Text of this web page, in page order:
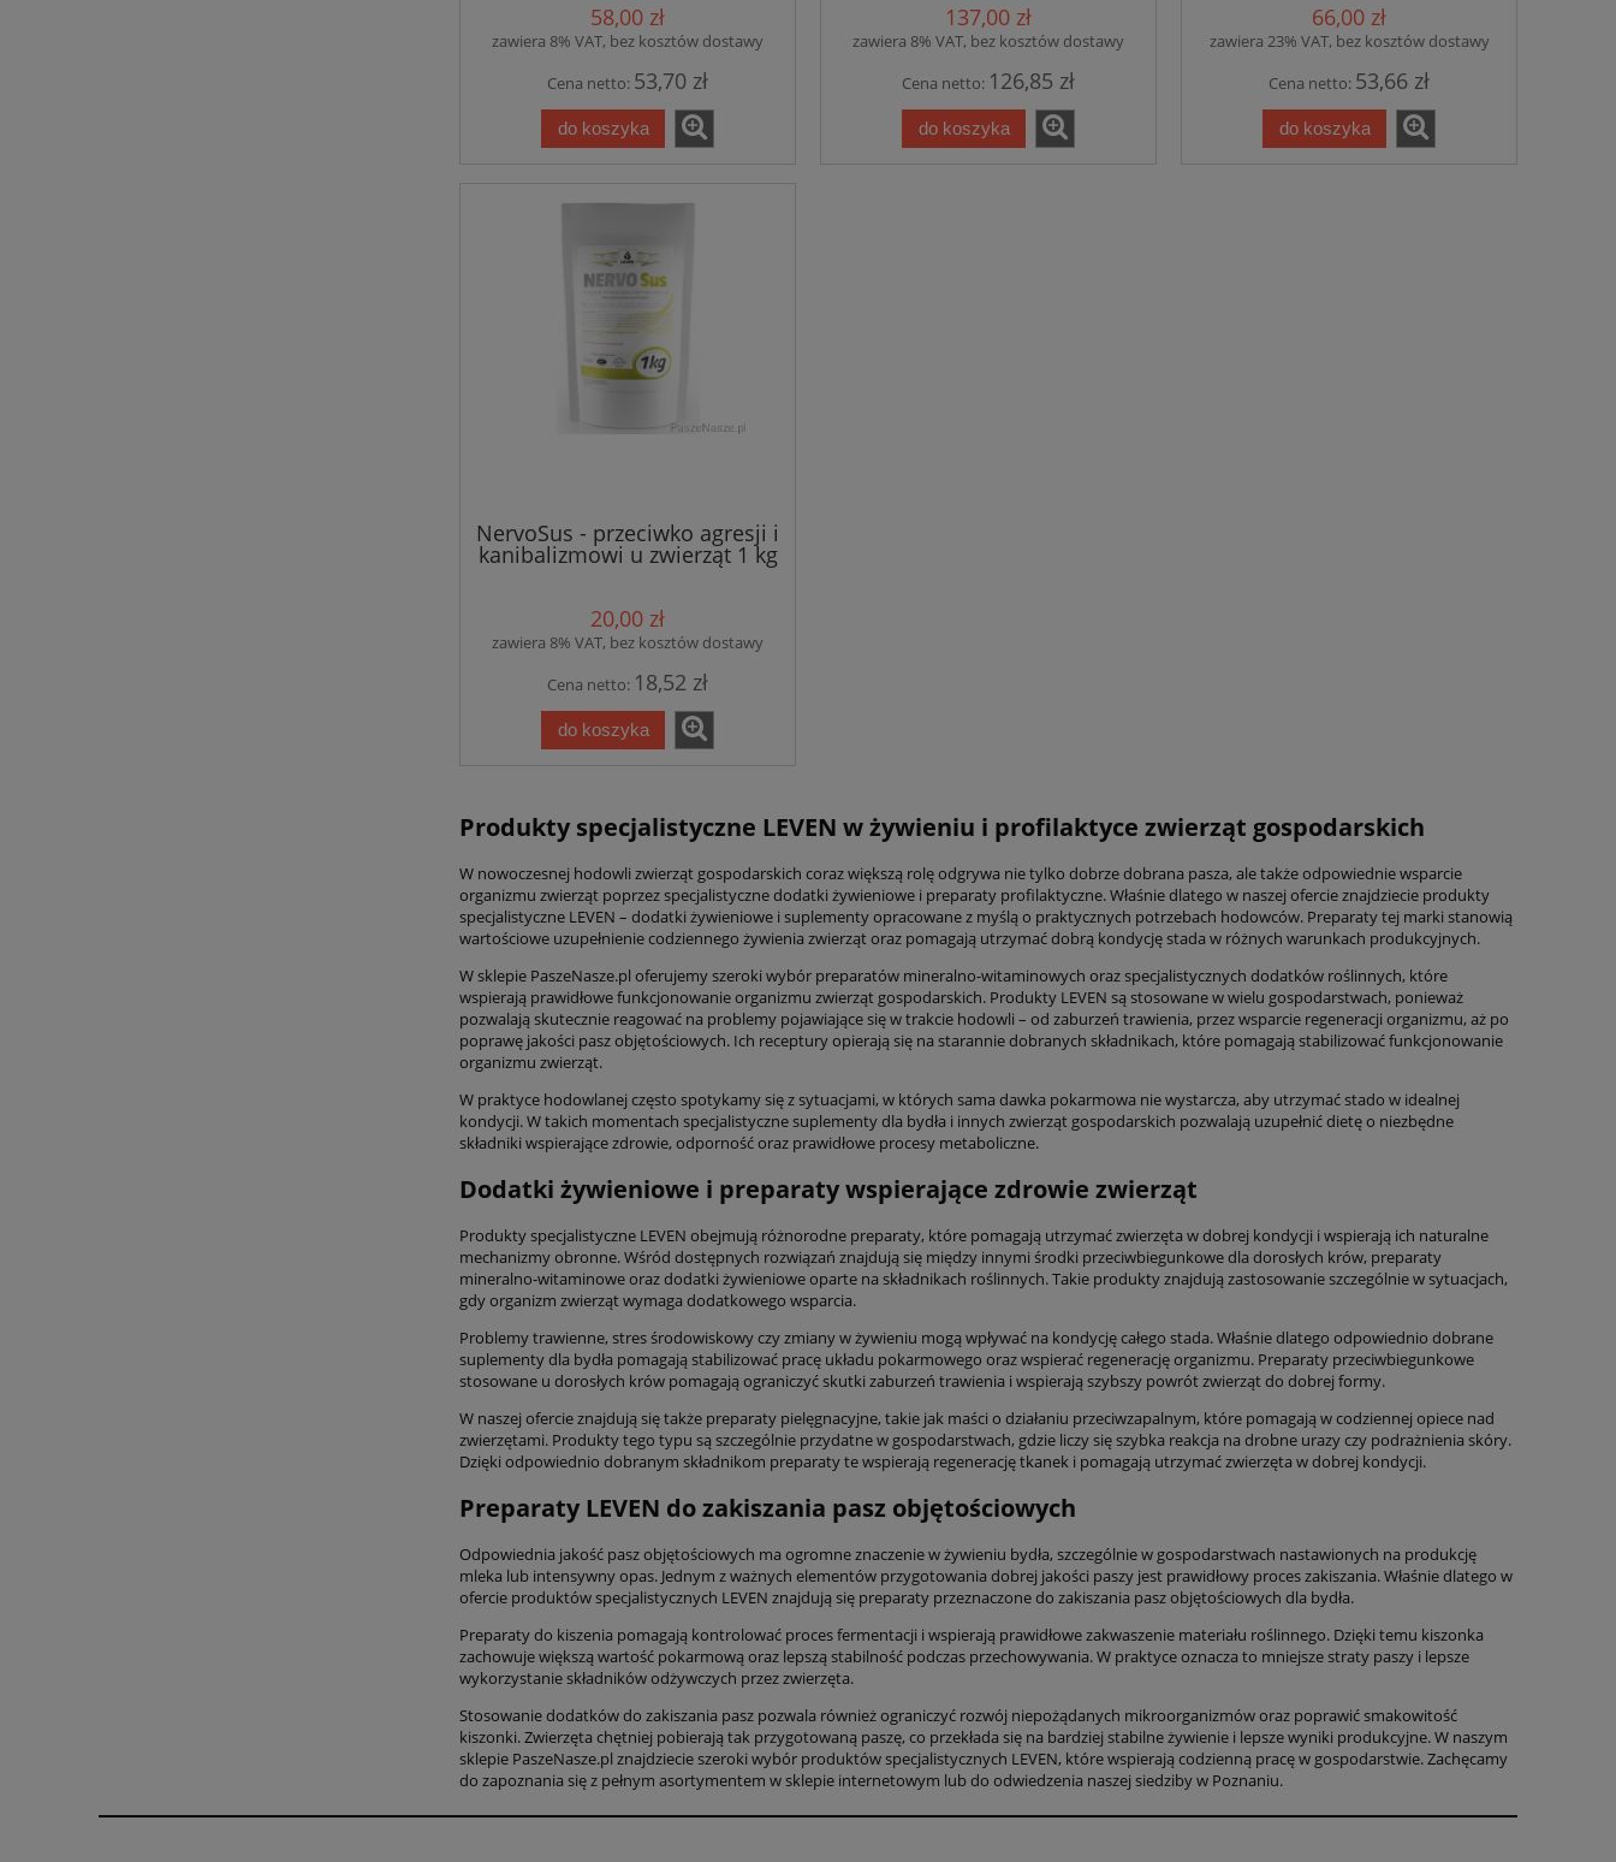
58,00 zł
zawiera 8% VAT, bez kosztów dostawy
Cena netto: 53,70 zł
do koszyka
137,00 zł
zawiera 8% VAT, bez kosztów dostawy
Cena netto: 126,85 zł
do koszyka
66,00 zł
zawiera 23% VAT, bez kosztów dostawy
Cena netto: 53,66 zł
do koszyka
NervoSus - przeciwko agresji i
kanibalizmowi u zwierząt 1 kg
20,00 zł
zawiera 8% VAT, bez kosztów dostawy
Cena netto: 18,52 zł
do koszyka
Produkty specjalistyczne LEVEN w żywieniu i profilaktyce zwierząt gospodarskich
W nowoczesnej hodowli zwierząt gospodarskich coraz większą rolę odgrywa nie tylko dobrze dobrana pasza, ale także odpowiednie wsparcie
organizmu zwierząt poprzez specjalistyczne dodatki żywieniowe i preparaty profilaktyczne. Właśnie dlatego w naszej ofercie znajdziecie produkty
specjalistyczne LEVEN – dodatki żywieniowe i suplementy opracowane z myślą o praktycznych potrzebach hodowców. Preparaty tej marki stanowią
wartościowe uzupełnienie codziennego żywienia zwierząt oraz pomagają utrzymać dobrą kondycję stada w różnych warunkach produkcyjnych.
W sklepie PaszeNasze.pl oferujemy szeroki wybór preparatów mineralno-witaminowych oraz specjalistycznych dodatków roślinnych, które
wspierają prawidłowe funkcjonowanie organizmu zwierząt gospodarskich. Produkty LEVEN są stosowane w wielu gospodarstwach, ponieważ
pozwalają skutecznie reagować na problemy pojawiające się w trakcie hodowli – od zaburzeń trawienia, przez wsparcie regeneracji organizmu, aż po
poprawę jakości pasz objętościowych. Ich receptury opierają się na starannie dobranych składnikach, które pomagają stabilizować funkcjonowanie
organizmu zwierząt.
W praktyce hodowlanej często spotykamy się z sytuacjami, w których sama dawka pokarmowa nie wystarcza, aby utrzymać stado w idealnej
kondycji. W takich momentach specjalistyczne suplementy dla bydła i innych zwierząt gospodarskich pozwalają uzupełnić dietę o niezbędne
składniki wspierające zdrowie, odporność oraz prawidłowe procesy metaboliczne.
Dodatki żywieniowe i preparaty wspierające zdrowie zwierząt
Produkty specjalistyczne LEVEN obejmują różnorodne preparaty, które pomagają utrzymać zwierzęta w dobrej kondycji i wspierają ich naturalne
mechanizmy obronne. Wśród dostępnych rozwiązań znajdują się między innymi środki przeciwbiegunkowe dla dorosłych krów, preparaty
mineralno-witaminowe oraz dodatki żywieniowe oparte na składnikach roślinnych. Takie produkty znajdują zastosowanie szczególnie w sytuacjach,
gdy organizm zwierząt wymaga dodatkowego wsparcia.
Problemy trawienne, stres środowiskowy czy zmiany w żywieniu mogą wpływać na kondycję całego stada. Właśnie dlatego odpowiednio dobrane
suplementy dla bydła pomagają stabilizować pracę układu pokarmowego oraz wspierać regenerację organizmu. Preparaty przeciwbiegunkowe
stosowane u dorosłych krów pomagają ograniczyć skutki zaburzeń trawienia i wspierają szybszy powrót zwierząt do dobrej formy.
W naszej ofercie znajdują się także preparaty pielęgnacyjne, takie jak maści o działaniu przeciwzapalnym, które pomagają w codziennej opiece nad
zwierzętami. Produkty tego typu są szczególnie przydatne w gospodarstwach, gdzie liczy się szybka reakcja na drobne urazy czy podrażnienia skóry.
Dzięki odpowiednio dobranym składnikom preparaty te wspierają regenerację tkanek i pomagają utrzymać zwierzęta w dobrej kondycji.
Preparaty LEVEN do zakiszania pasz objętościowych
Odpowiednia jakość pasz objętościowych ma ogromne znaczenie w żywieniu bydła, szczególnie w gospodarstwach nastawionych na produkcję
mleka lub intensywny opas. Jednym z ważnych elementów przygotowania dobrej jakości paszy jest prawidłowy proces zakiszania. Właśnie dlatego w
ofercie produktów specjalistycznych LEVEN znajdują się preparaty przeznaczone do zakiszania pasz objętościowych dla bydła.
Preparaty do kiszenia pomagają kontrolować proces fermentacji i wspierają prawidłowe zakwaszenie materiału roślinnego. Dzięki temu kiszonka
zachowuje większą wartość pokarmową oraz lepszą stabilność podczas przechowywania. W praktyce oznacza to mniejsze straty paszy i lepsze
wykorzystanie składników odżywczych przez zwierzęta.
Stosowanie dodatków do zakiszania pasz pozwala również ograniczyć rozwój niepożądanych mikroorganizmów oraz poprawić smakowitość
kiszonki. Zwierzęta chętniej pobierają tak przygotowaną paszę, co przekłada się na bardziej stabilne żywienie i lepsze wyniki produkcyjne. W naszym
sklepie PaszeNasze.pl znajdziecie szeroki wybór produktów specjalistycznych LEVEN, które wspierają codzienną pracę w gospodarstwie. Zachęcamy
do zapoznania się z pełnym asortymentem w sklepie internetowym lub do odwiedzenia naszej siedziby w Poznaniu.